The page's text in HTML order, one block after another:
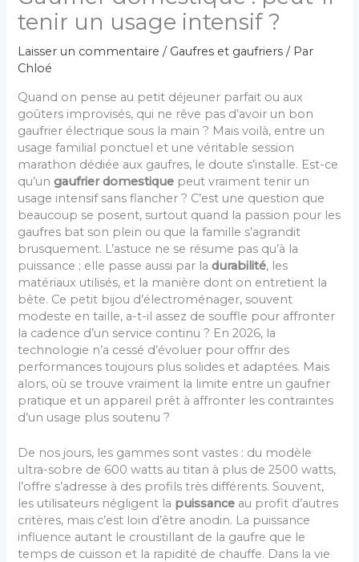
tenir un usage intensif ?
Laisser un commentaire / Gaufres et gaufriers / Par
Chloé
Quand on pense au petit déjeuner parfait ou aux
goûters improvisés, qui ne rêve pas d’avoir un bon
gaufrier électrique sous la main ? Mais voilà, entre un
usage familial ponctuel et une véritable session
marathon dédiée aux gaufres, le doute s’installe. Est-ce
qu’ungaufrier domestique peut vraiment tenir un
usage intensif sans flancher ? C’est une question que
beaucoup se posent, surtout quand la passion pour les
gaufres bat son plein ou que la famille s’agrandit
brusquement. L’astuce ne se résume pas qu’à la
puissance ; elle passe aussi par ladurabilité, les
matériaux utilisés, et la manière dont on entretient la
bête. Ce petit bijou d’électroménager, souvent
modeste en taille, a-t-il assez de souffle pour affronter
la cadence d’un service continu ? En 2026, la
technologie n’a cessé d’évoluer pour offrir des
performances toujours plus solides et adaptées. Mais
alors, où se trouve vraiment la limite entre un gaufrier
pratique et un appareil prêt à affronter les contraintes
d’un usage plus soutenu ?
De nos jours, les gammes sont vastes : du modèle
ultra-sobre de 600 watts au titan à plus de 2500 watts,
l’offre s’adresse à des profils très différents. Souvent,
les utilisateurs négligent la puissance au profit d’autres
critères, mais c’est loin d’être anodin. La puissance
influence autant le croustillant de la gaufre que le
temps de cuisson et la rapidité de chauffe. Dans la vie